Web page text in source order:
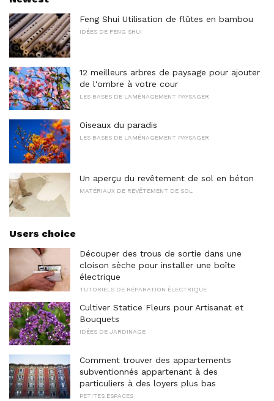
Feng Shui Utilisation de flûtes en bambou
IDÉES DE FENG SHUI
12 meilleurs arbres de paysage pour ajouter
de l'ombre à votre cour
LES BASES DE L'AMÉNAGEMENT PAYSAGER
Oiseaux du paradis
LES BASES DE L'AMÉNAGEMENT PAYSAGER
Un aperçu du revêtement de sol en béton
MATÉRIAUX DE REVÊTEMENT DE SOL
Users choice
Découper des trous de sortie dans une
cloison sèche pour installer une boîte
électrique
TUTORIELS DE RÉPARATION ÉLECTRIQUE
Cultiver Statice Fleurs pour Artisanat et
Bouquets
IDÉES DE JARDINAGE
Comment trouver des appartements
subventionnés appartenant à des
particuliers à des loyers plus bas
PETITES ESPACES